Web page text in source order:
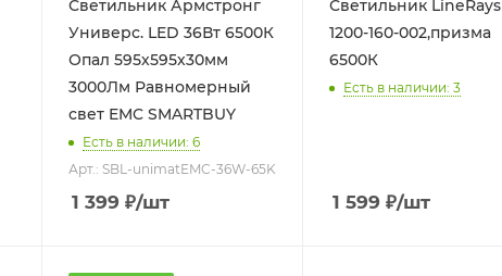
Светильник Армстронг
Универс. LED 36Вт 6500К
Опал 595х595х30мм
3000Лм Равномерный
свет EMC SMARTBUY
Есть в наличии: 6
Арт.: SBL-unimatEMC-36W-65K
1 399 ₽/шт
Светильник LineRays
1200-160-002,призма
6500К
Есть в наличии: 3
1 599 ₽/шт